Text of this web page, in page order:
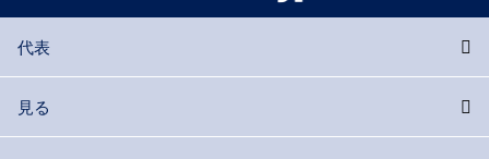
代表
見る